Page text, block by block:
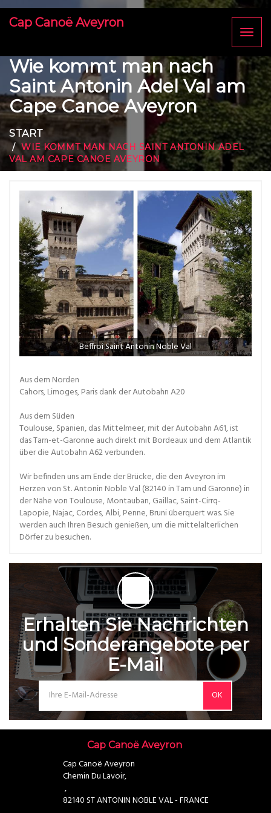
Cap Canoë Aveyron
Wie kommt man nach
Saint Antonin Adel Val am
Cape Canoe Aveyron
START
WIE KOMMT MAN NACH SAINT ANTONIN ADEL
VAL AM CAPE CANOE AVEYRON
Beffroi Saint Antonin Noble Val
Aus dem Norden
Cahors, Limoges, Paris dank der Autobahn A20
Aus dem Süden
Toulouse, Spanien, das Mittelmeer, mit der Autobahn A61, ist
das Tarn-et-Garonne auch direkt mit Bordeaux und dem Atlantik
über die Autobahn A62 verbunden.
Wir befinden uns am Ende der Brücke, die den Aveyron im
Herzen von St. Antonin Noble Val (82140 in Tarn und Garonne) in
der Nähe von Toulouse, Montauban, Gaillac, Saint-Cirrq-
Lapopie, Najac, Cordes, Albi, Penne, Bruni überquert was. Sie
werden auch Ihren Besuch genießen, um die mittelalterlichen
Dörfer zu besuchen.
Erhalten Sie Nachrichten
und Sonderangebote per
E-Mail
OK
Cap Canoë Aveyron
Cap Canoë Aveyron
Chemin Du Lavoir,
,
82140 ST ANTONIN NOBLE VAL - FRANCE